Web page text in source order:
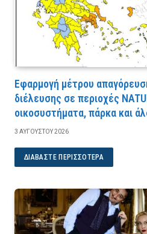
Εφαρμογή μέτρου
διέλευσης σε περιοχές
οικοσυστήματα, πάρκα και
3 ΑΥΓΟΎΣΤΟΥ 2026
ΔΙΑΒΆΣΤΕ ΠΕΡΙΣΣΌΤΕΡΑ